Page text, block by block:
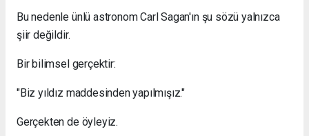
Bu nedenle ünlü astronom Carl Sagan'ın şu sözü yalnızca
şiir değildir.
Bir bilimsel gerçektir:
"Biz yıldız maddesinden yapılmışız."
Gerçekten de öyleyiz.